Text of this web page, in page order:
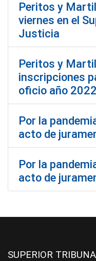
Peritos y
viernes en el
Justicia
Peritos y
inscripciones
oficio año 2022
Por la
acto de
Por la
acto de
SUPERIOR